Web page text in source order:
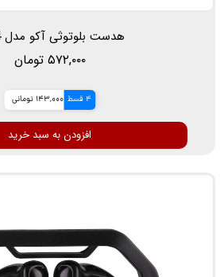
هدست بلوتوثی آکو مدل AB-4
۵۷۲,۰۰۰ تومان
4 قسط 143,000 تومانی
افزودن به سبد خرید